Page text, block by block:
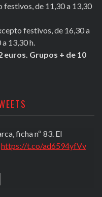
festivos, de 11,30 a 13,30
festivos, de 16,30 a
13,30 h.
euros. Grupos + de 10
ficha nº 83. El
https://t.co/ad6594yfVv